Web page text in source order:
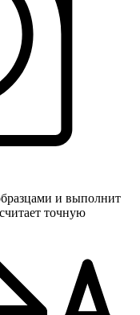
и выполнит
точную